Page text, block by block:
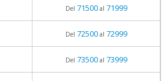
Del 71500al 71999
Del 72500al 72999
Del 73500al 73999